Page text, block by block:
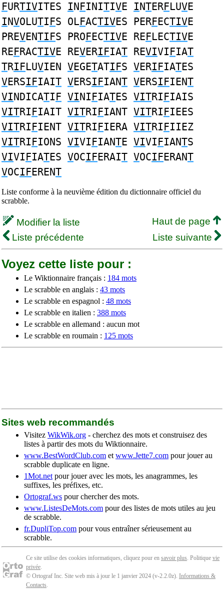
FURTIVITES INFINITIVE INTERFLUVE
INVOLUTIFS OLFACTIVES PERFECTIVE
PREVENTIFS PROFECTIVE REFLECTIVE
REFRACTIVE REVERIFIAT REVIVIFIAT
TRIFLUVIEN VEGETATIFS VERIFIATES
VERSIFIAIT VERSIFIANT VERSIFIENT
VINDICATIF VINIFIATES VITRIFIAIS
VITRIFIAIT VITRIFIANT VITRIFIEES
VITRIFIENT VITRIFIERA VITRIFIIEZ
VITRIFIONS VIVIFIANTE VIVIFIANTS
VIVIFIATES VOCIFERAIT VOCIFERANT
VOCIFERENT
Liste conforme à la neuvième édition du dictionnaire officiel du
scrabble.
Modifier la liste
Haut de page
Liste précédente
Liste suivante
Voyez cette liste pour :
Le Wiktionnaire français : 184 mots
Le scrabble en anglais : 43 mots
Le scrabble en espagnol : 48 mots
Le scrabble en italien : 388 mots
Le scrabble en allemand : aucun mot
Le scrabble en roumain : 125 mots
Sites web recommandés
Visitez WikWik.org - cherchez des mots et construisez des
listes à partir des mots du Wiktionnaire.
www.BestWordClub.com et www.Jette7.com pour jouer au
scrabble duplicate en ligne.
1Mot.net pour jouer avec les mots, les anagrammes, les
suffixes, les préfixes, etc.
Ortograf.ws pour chercher des mots.
www.ListesDeMots.com pour des listes de mots utiles au jeu
de scrabble.
fr.DupliTop.com pour vous entraîner sérieusement au
scrabble.
Ce site utilise des cookies informatiques, cliquez pour en savoir plus. Politique vie
privée.
© Ortograf Inc. Site web mis à jour le 1 janvier 2024 (v-2.2.0z). Informations &
Contacts.